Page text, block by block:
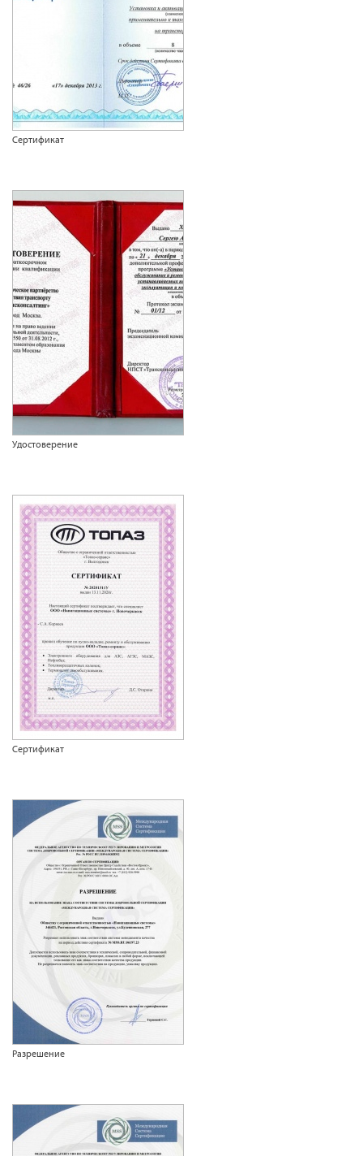
Сертификат
Удостоверение
Сертификат
Разрешение